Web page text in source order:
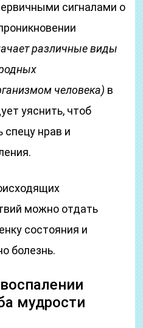
сигналами о
различные виды
человека) в
уяснить, чтоб
спецу нрав и
можно отдать
состояния и
болезнь.
мудрости